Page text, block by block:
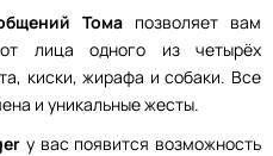
Томапозволяет вам
лица одного из четырёх
киски, жирафа и собаки. Все
и уникальные жесты.
у вас появится возможность